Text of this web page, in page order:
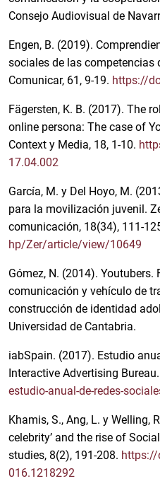
Consejo Audiovisual de
Engen, B. (2019).
sociales de las competencias
Comunicar, 61, 9-19. https://
Fägersten, K. B. (2017). The
online persona: The case of
Context y Media, 18, 1-10.
17.04.002
García, M. y Del Hoyo, M.
para la movilización juvenil.
comunicación, 18(34), 111-
hp/Zer/article/view/10649
Gómez, N. (2014). Youtubers.
comunicación y vehículo de
construcción de identidad
Universidad de Cantabria.
iabSpain. (2017). Estudio
Interactive Advertising Bureau.
estudio-anual-de-redes-
Khamis, S., Ang, L. y Welling,
celebrity’ and the rise of
studies, 8(2), 191-208. https://
016.1218292